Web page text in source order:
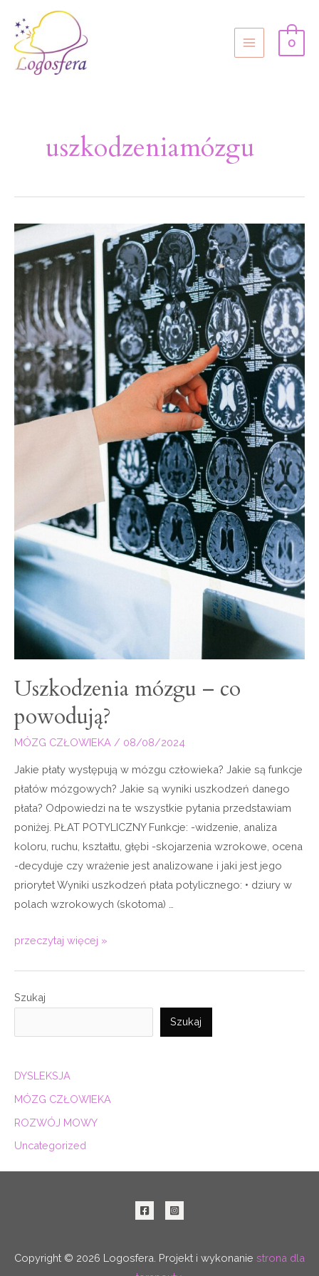
0
uszkodzeniamózgu
Uszkodzenia mózgu – co
powodują?
MÓZG CZŁOWIEKA / 08/08/2024
Jakie płaty występują w mózgu człowieka? Jakie są funkcje
płatów mózgowych? Jakie są wyniki uszkodzeń danego
płata? Odpowiedzi na te wszystkie pytania przedstawiam
poniżej. PŁAT POTYLICZNY Funkcje: -widzenie, analiza
koloru, ruchu, kształtu, głębi -skojarzenia wzrokowe, ocena
-decyduje czy wrażenie jest analizowane i jaki jest jego
priorytet Wyniki uszkodzeń płata potylicznego: • dziury w
polach wzrokowych (skotoma) …
przeczytaj więcej »
Szukaj
Szukaj
DYSLEKSJA
MÓZG CZŁOWIEKA
ROZWÓJ MOWY
Uncategorized
Copyright © 2026 Logosfera. Projekt i wykonanie strona dla